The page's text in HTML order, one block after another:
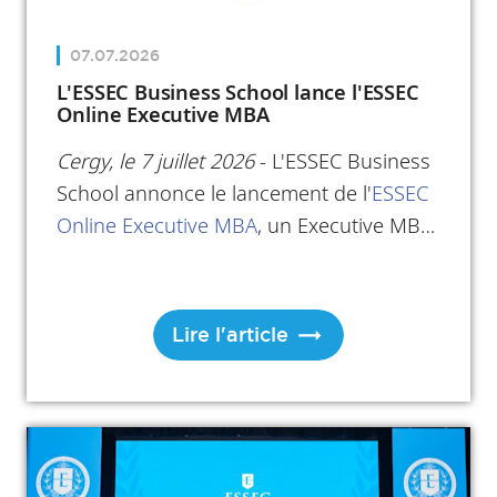
07.07.2026
L'ESSEC Business School lance l'ESSEC
Online Executive MBA
Cergy, le 7 juillet 2026- L'ESSEC Business
School annonce le lancement de l'ESSEC
Online Executive MBA, un Executive MBA
potentiel et localisés partout dans le
monde, souhaitant entreprendre ou
stratégique tout en continuant à faire
progresser leur carrière.
Lire l'article